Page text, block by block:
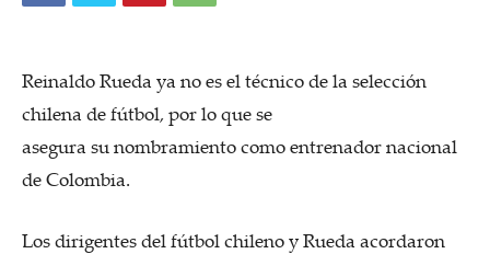
Reinaldo Rueda ya no es el técnico de la selección
chilena de fútbol, por lo que se
asegura su nombramiento como entrenador nacional
de Colombia.
Los dirigentes del fútbol chileno y Rueda acordaron